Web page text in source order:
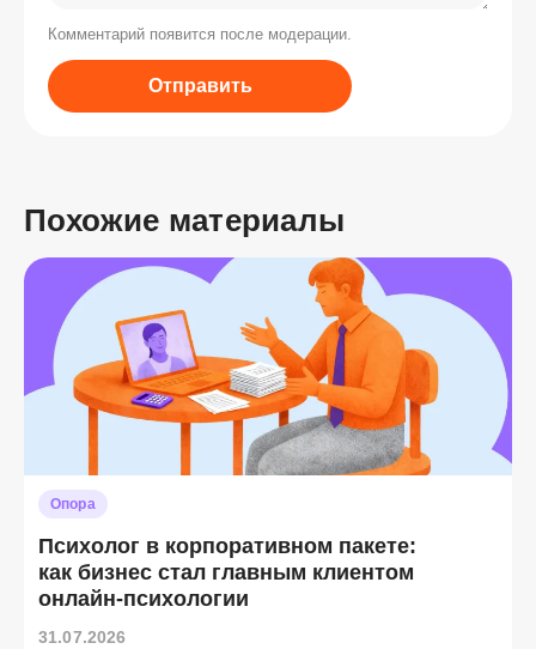
Комментарий появится после модерации.
Отправить
Похожие материалы
Опора
Психолог в корпоративном пакете:
как бизнес стал главным клиентом
онлайн-психологии
31.07.2026